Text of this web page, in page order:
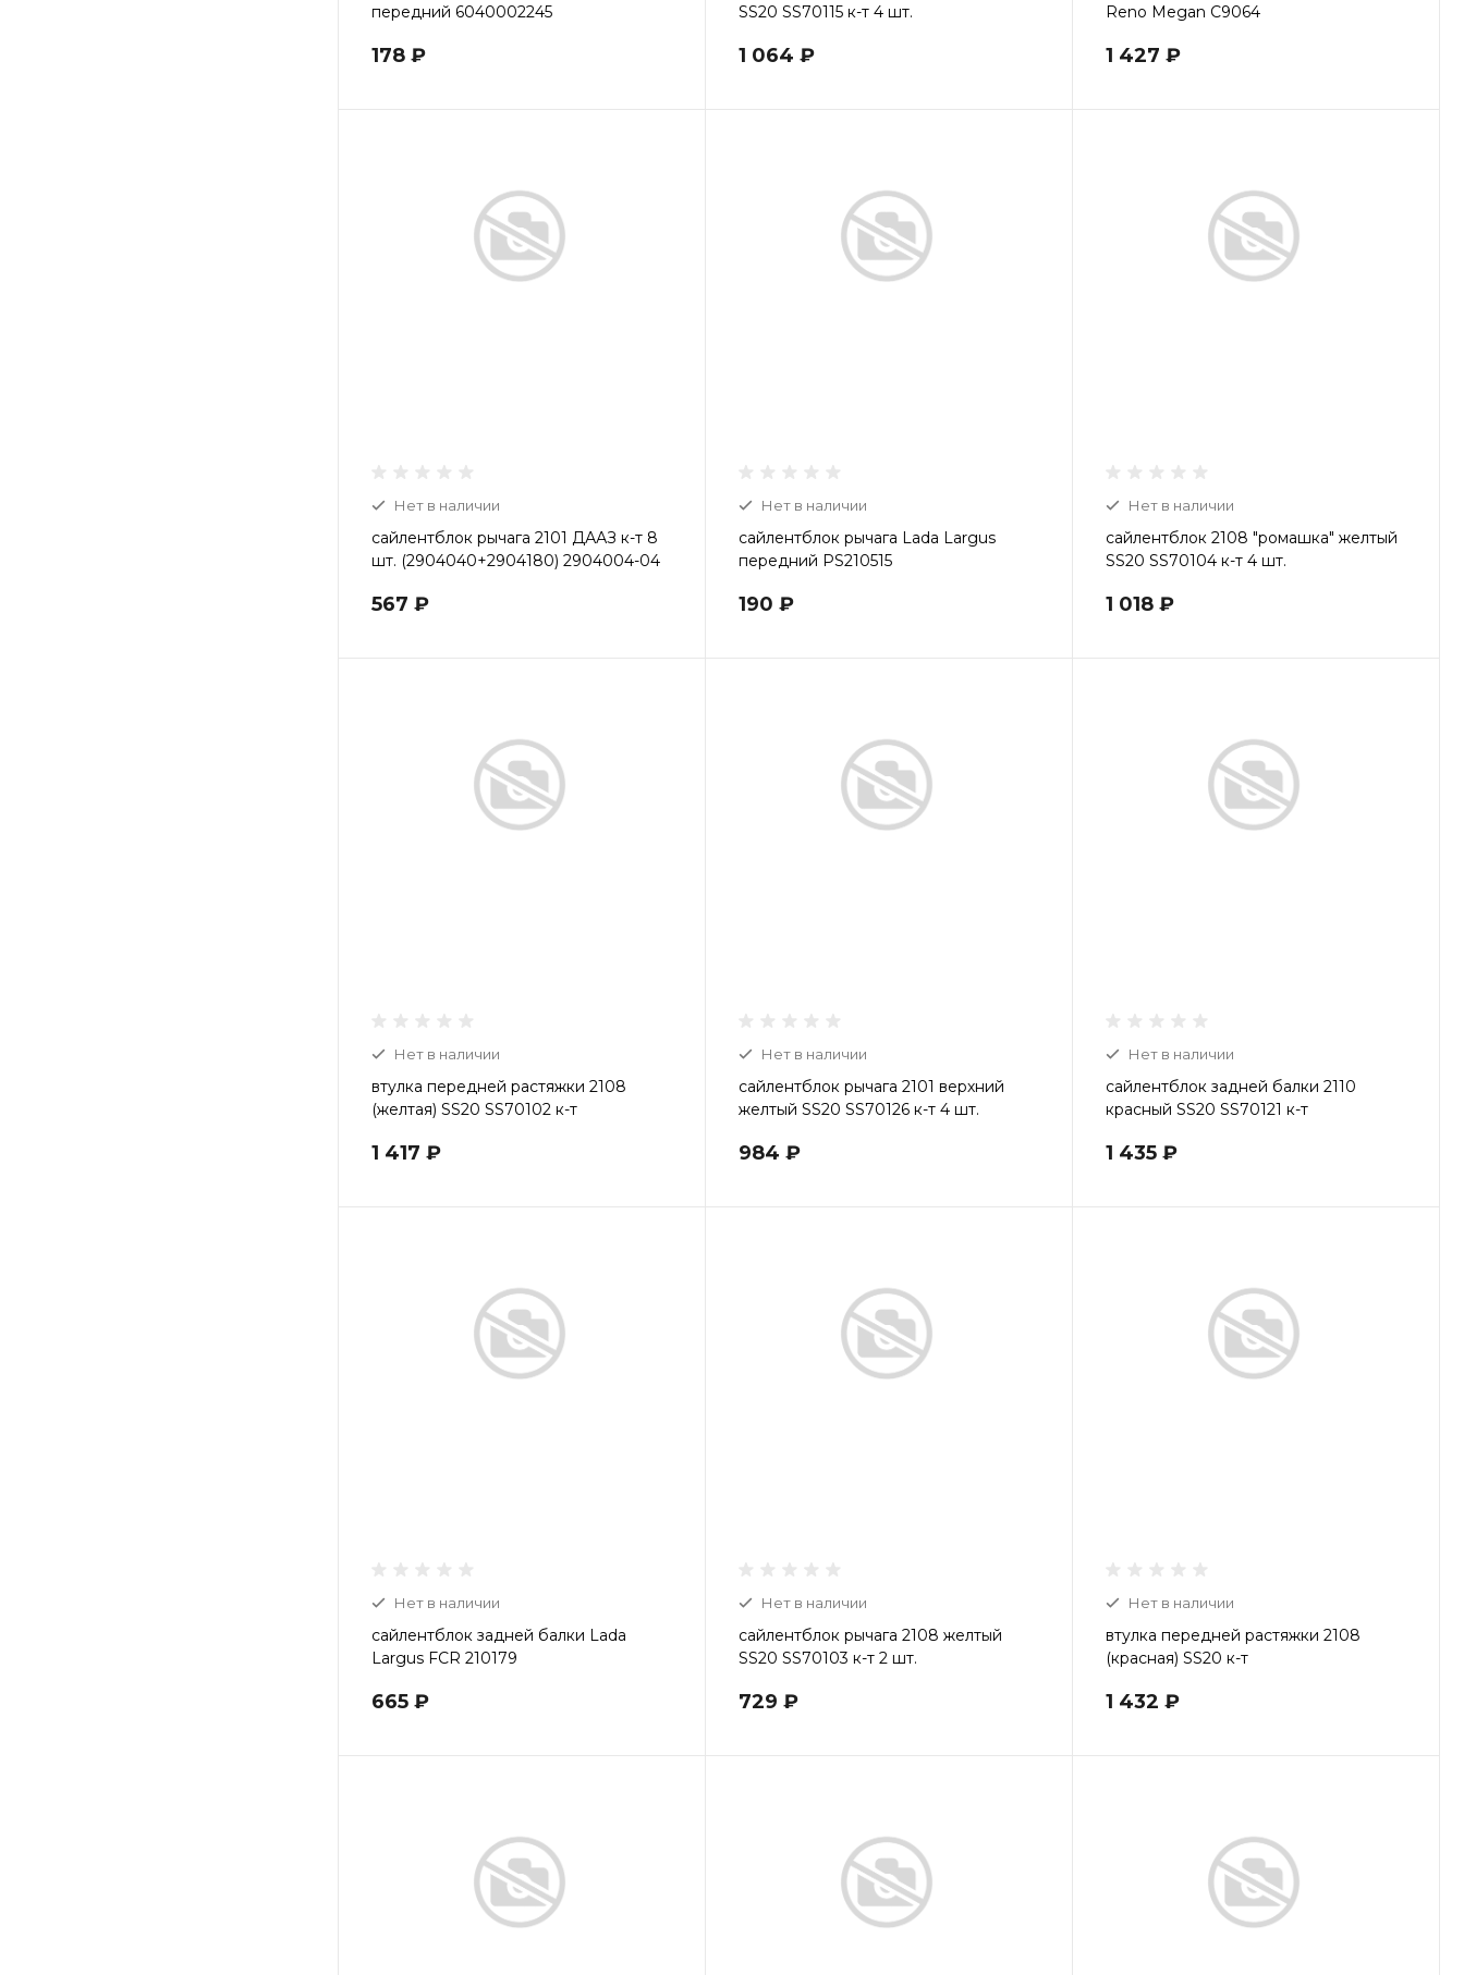
передний 6040002245
178 ₽
SS20 SS70115 к-т 4 шт.
1 064 ₽
Reno Megan C9064
1 427 ₽
Нет в наличии
сайлентблок рычага 2101 ДААЗ к-т 8
шт. (2904040+2904180) 2904004-04
567 ₽
Нет в наличии
сайлентблок рычага Lada Largus
передний PS210515
190 ₽
Нет в наличии
сайлентблок 2108 "ромашка" желтый
SS20 SS70104 к-т 4 шт.
1 018 ₽
Нет в наличии
втулка передней растяжки 2108
(желтая) SS20 SS70102 к-т
1 417 ₽
Нет в наличии
сайлентблок рычага 2101 верхний
желтый SS20 SS70126 к-т 4 шт.
984 ₽
Нет в наличии
сайлентблок задней балки 2110
красный SS20 SS70121 к-т
1 435 ₽
Нет в наличии
сайлентблок задней балки Lada
Largus FCR 210179
665 ₽
Нет в наличии
сайлентблок рычага 2108 желтый
SS20 SS70103 к-т 2 шт.
729 ₽
Нет в наличии
втулка передней растяжки 2108
(красная) SS20 к-т
1 432 ₽